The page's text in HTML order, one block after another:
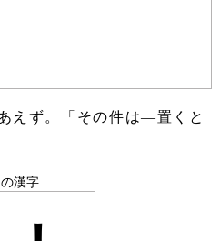
えず。「その件は―置くと
漢字